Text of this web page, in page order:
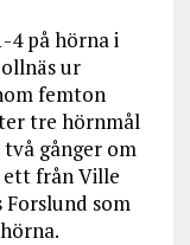
4 på hörna i
ur
femton
tre hörnmål
gånger om
ett från Ville
som